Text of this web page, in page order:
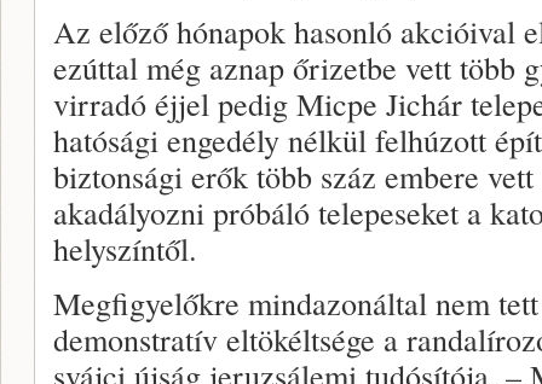
Az előző hónapok hasonló akcióival
ezúttal még aznap őrizetbe vett több
virradó éjjel pedig Micpe Jichár
hatósági engedély nélkül felhúzott
biztonsági erők több száz embere
akadályozni próbáló telepeseket a
helyszíntől.
Megfigyelőkre mindazonáltal nem
demonstratív eltökéltsége a
svájci újság jeruzsálemi tudósítója. –